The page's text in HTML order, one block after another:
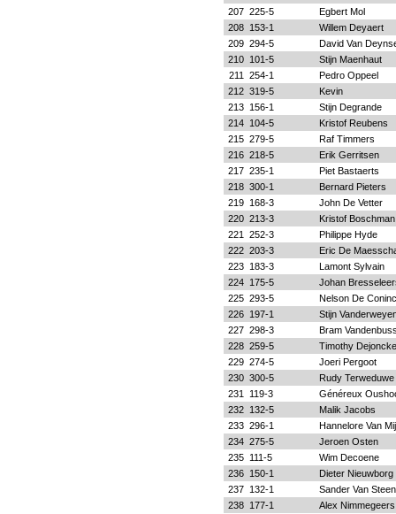
207 225-5
Egbert Mol
208 153-1
Willem Deyaert
209 294-5
David Van
210 101-5
Stijn Maenhaut
211
254-1
Pedro Oppeel
212 319-5
Kevin
213 156-1
Stijn Degrande
214 104-5
Kristof Reubens
215 279-5
Raf Timmers
216 218-5
Erik Gerritsen
217 235-1
Piet Bastaerts
218 300-1
Bernard Pieters
219 168-3
John De Vetter
220 213-3
Kristof Boschman
221
252-3
Philippe Hyde
222 203-3
Eric De
223 183-3
Lamont Sylvain
224 175-5
Johan
225 293-5
Nelson De
226 197-1
Stijn
227 298-3
Bram
228 259-5
Timothy
229 274-5
Joeri Pergoot
230 300-5
Rudy Terweduwe
231
119-3
Généreux
232 132-5
Malik Jacobs
233 296-1
Hannelore Van
234 275-5
Jeroen Osten
235 111-5
Wim Decoene
236 150-1
Dieter Nieuwborg
237 132-1
Sander Van
238 177-1
Alex Nimmegeers